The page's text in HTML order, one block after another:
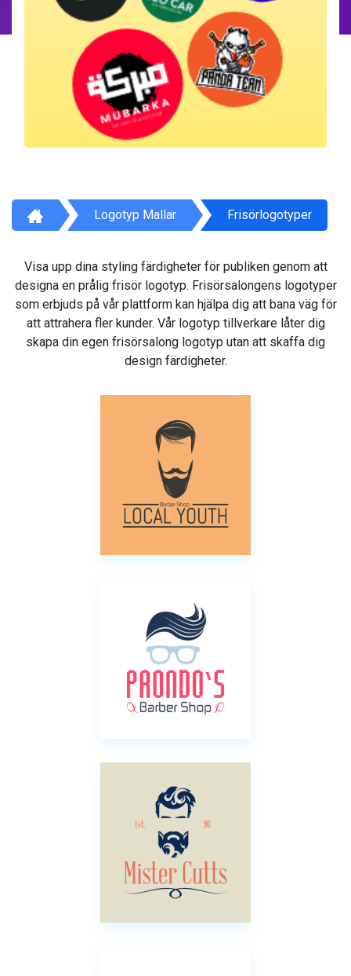
Logotyp Mallar Frisörlogotyper
Visa upp dina styling färdigheter för publiken genom att
designa en prålig frisör logotyp. Frisörsalongens logotyper
som erbjuds på vår plattform kan hjälpa dig att bana väg för
att attrahera fler kunder. Vår logotyp tillverkare låter dig
skapa din egen frisörsalong logotyp utan att skaffa dig
design färdigheter.